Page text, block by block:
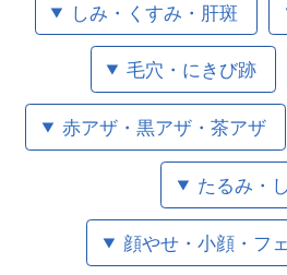
しみ・くすみ・肝斑
毛穴・にきび跡
赤アザ・黒アザ・茶アザ
たるみ・
顔やせ・小顔・フ